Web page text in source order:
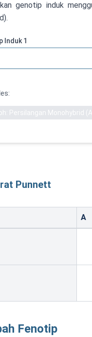
genotip induk
Induk 1
Persilangan Monohybrid
Punnett
A
Fenotip